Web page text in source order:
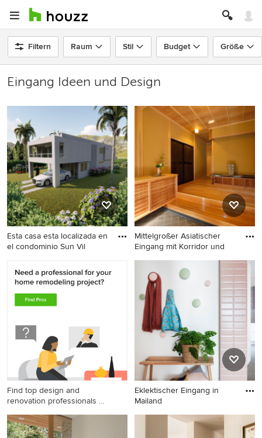
Filtern Raum Stil Budget Größe
Eingang Ideen und Design
Esta casa esta localizada en
el condominio Sun Vil
Große Moderne Haustür mit
weißer Wandfarbe, Drehtür
und hellbrauner Holzhaustür
in Sonstige
Mittelgroßer Asiatischer
Eingang mit Korridor und
Mittelgroßer Asiatischer
Eingang mit Korridor und
Porzellan-Bodenfliesen in
Sonstige
Find top design and
renovation professionals on
Eklektischer Eingang in
Mailand
Eklektischer Eingang in